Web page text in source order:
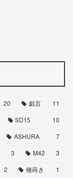
20 戯言
11
SD15
10
ASHURA
7
3 M42
3
2 種蒔き
1